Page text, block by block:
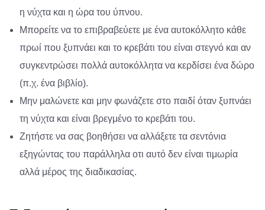
η νύχτα και η ώρα του ύπνου.
Μπορείτε να το επιβραβεύετε με ένα αυτοκόλλητο κάθε
πρωί που ξυπνάει και το κρεβάτι του είναι στεγνό και αν
συγκεντρώσει πολλά αυτοκόλλητα να κερδίσει ένα δώρο
(π.χ. ένα βιβλίο).
Μην μαλώνετε και μην φωνάζετε στο παιδί όταν ξυπνάει
τη νύχτα και είναι βρεγμένο το κρεβάτι του.
Ζητήστε να σας βοηθήσει να αλλάξετε τα σεντόνια
εξηγώντας του παράλληλα οτι αυτό δεν είναι τιμωρία
αλλά μέρος της διαδικασίας.